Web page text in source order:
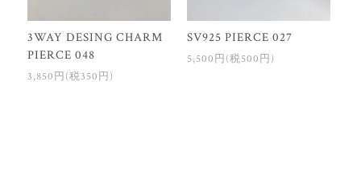
3WAY DESING CHARM
PIERCE 048
3,850円(税350円)
SV925 PIERCE 027
5,500円(税500円)